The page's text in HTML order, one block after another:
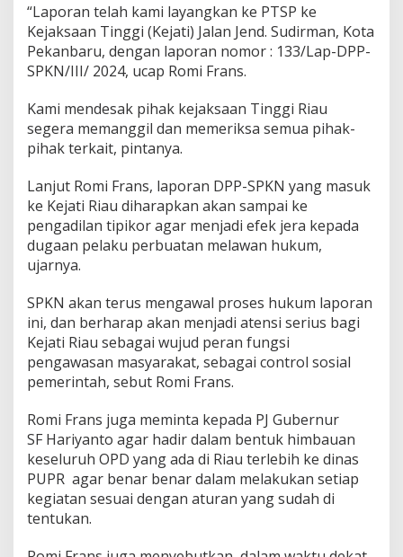
“Laporan telah kami layangkan ke PTSP ke
Kejaksaan Tinggi (Kejati) Jalan Jend. Sudirman, Kota
Pekanbaru, dengan laporan nomor : 133/Lap-DPP-
SPKN/III/ 2024, ucap Romi Frans.
Kami mendesak pihak kejaksaan Tinggi Riau
segera memanggil dan memeriksa semua pihak-
pihak terkait, pintanya.
Lanjut Romi Frans, laporan DPP-SPKN yang masuk
ke Kejati Riau diharapkan akan sampai ke
pengadilan tipikor agar menjadi efek jera kepada
dugaan pelaku perbuatan melawan hukum,
ujarnya.
SPKN akan terus mengawal proses hukum laporan
ini, dan berharap akan menjadi atensi serius bagi
Kejati Riau sebagai wujud peran fungsi
pengawasan masyarakat, sebagai control sosial
pemerintah, sebut Romi Frans.
Romi Frans juga meminta kepada PJ Gubernur
SF Hariyanto agar hadir dalam bentuk himbauan
keseluruh OPD yang ada di Riau terlebih ke dinas
PUPR agar benar benar dalam melakukan setiap
kegiatan sesuai dengan aturan yang sudah di
tentukan.